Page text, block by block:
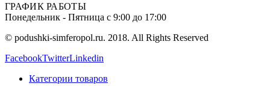
ГРАФИК РАБОТЫ
Понедельник - Пятница с 9:00 до 17:00
© podushki-simferopol.ru. 2018. All Rights Reserved
FacebookTwitterLinkedin
Категории товаров